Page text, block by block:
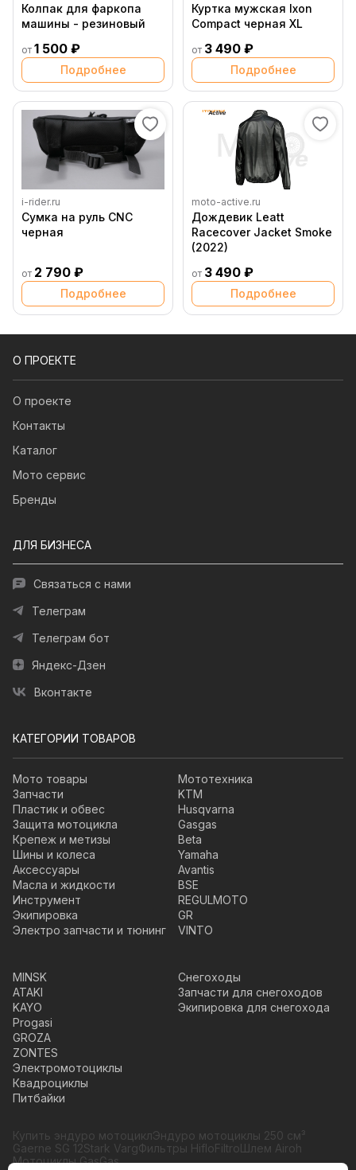
Колпак для фаркопа
машины - резиновый
от 1 500 ₽
Подробнее
Куртка мужская Ixon
Compact черная XL
от 3 490 ₽
Подробнее
i-rider.ru
Сумка на руль CNC
черная
от 2 790 ₽
Подробнее
moto-active.ru
Дождевик Leatt
Racecover Jacket Smoke
(2022)
от 3 490 ₽
Подробнее
О ПРОЕКТЕ
О проекте
Контакты
Каталог
Мото сервис
Бренды
ДЛЯ БИЗНЕСА
Связаться с нами
Телеграм
Телеграм бот
Яндекс-Дзен
Вконтакте
КАТЕГОРИИ ТОВАРОВ
Мото товары
Запчасти
Пластик и обвес
Защита мотоцикла
Крепеж и метизы
Шины и колеса
Аксессуары
Масла и жидкости
Инструмент
Экипировка
Электро запчасти и тюнинг
Мототехника
KTM
Husqvarna
Gasgas
Beta
Yamaha
Avantis
BSE
REGULMOTO
GR
VINTO
MINSK
ATAKI
KAYO
Progasi
GROZA
ZONTES
Электромотоциклы
Квадроциклы
Питбайки
Снегоходы
Запчасти для снегоходов
Экипировка для снегохода
Купить эндуро мотоциклЭндуро мотоциклы 250 см³
Gaerne SG 12Stark VargФильтры HifloFiltroШлем Airoh
Мотоциклы GasGas